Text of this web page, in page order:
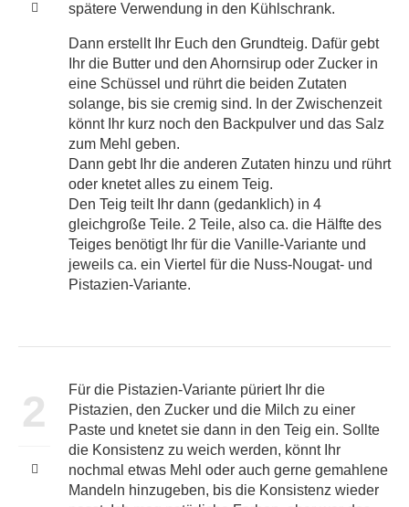
spätere Verwendung in den Kühlschrank.
Dann erstellt Ihr Euch den Grundteig. Dafür gebt
Ihr die Butter und den Ahornsirup oder Zucker in
eine Schüssel und rührt die beiden Zutaten
solange, bis sie cremig sind. In der Zwischenzeit
könnt Ihr kurz noch den Backpulver und das Salz
zum Mehl geben.
Dann gebt Ihr die anderen Zutaten hinzu und rührt
oder knetet alles zu einem Teig.
Den Teig teilt Ihr dann (gedanklich) in 4
gleichgroße Teile. 2 Teile, also ca. die Hälfte des
Teiges benötigt Ihr für die Vanille-Variante und
jeweils ca. ein Viertel für die Nuss-Nougat- und
Pistazien-Variante.
2
Für die Pistazien-Variante püriert Ihr die
Pistazien, den Zucker und die Milch zu einer
Paste und knetet sie dann in den Teig ein. Sollte
die Konsistenz zu weich werden, könnt Ihr
nochmal etwas Mehl oder auch gerne gemahlene
Mandeln hinzugeben, bis die Konsistenz wieder